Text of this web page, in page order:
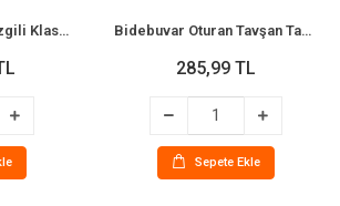
Bidebuvar Retro Çizgili Klasik Araba Tasarımlı Biblo Kumbara - Vintage Model Bidebuvar Oturan Tavşan Tasarımlı Biblo - Seramik - Orta Boy - Parlak Altın
285,99 TL
Sepete Ekle